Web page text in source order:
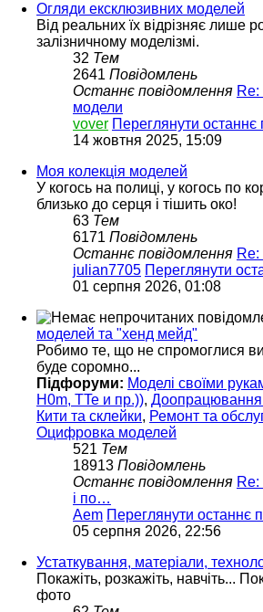
Огляди ексклюзивних моделей
Від реальних їх відрізняє лише
залізничному моделізмі.
32 Тем
2641 Повідомлень
Останнє повідомлення
модели
vover Переглянути останнє
14 жовтня 2025, 15:09
Моя колекція моделей
У когось на полиці, у когось по
близько до серця і тішить око!
63 Тем
6171 Повідомлень
Останнє повідомлення
julian7705 Переглянути
01 серпня 2026, 01:08
моделей та "хенд мейд"
Робимо те, що не спромоглися
буде соромно...
Підфоруми: Моделі своїми
H0m, TTe и пр.)), Доопрацювання
Кити та склейки, Ремонт та
Оцифровка моделей
521 Тем
18913 Повідомлень
Останнє повідомлення Re:
і по…
Aem Переглянути останнє
05 серпня 2026, 22:56
Устаткування, матеріали,
Покажіть, розкажіть, навчіть...
фото